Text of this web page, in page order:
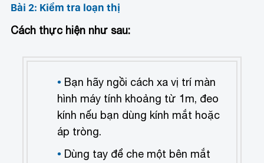
Bài 2: Kiểm tra loạn thị
Cách thực hiện như sau:
Bạn hãy ngồi cách xa vị trí màn
hình máy tính khoảng từ 1m, đeo
kính nếu bạn dùng kính mắt hoặc
áp tròng.
Dùng tay để che một bên mắt